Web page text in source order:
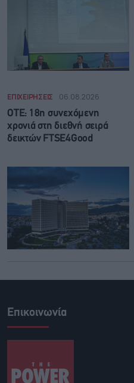
ΕΠΙΧΕΙΡΗΣΕΙΣ 06.08.2026
ΟΤΕ: 18η συνεχόμενη
χρονιά στη διεθνή σειρά
δεικτών FTSE4Good
Επικοινωνία